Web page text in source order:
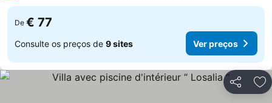
De € 77
Consulte os preços de 9 sites Ver preços
Partilhar